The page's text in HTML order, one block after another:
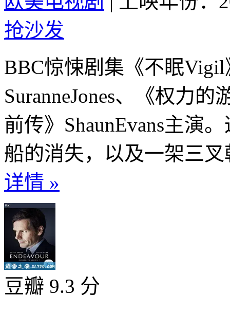
抢沙发
BBC惊悚剧集《不眠
SuranneJones、《权力
前传》ShaunEvans主演
船的消失，以及一架三
详情 »
豆瓣 9.3 分